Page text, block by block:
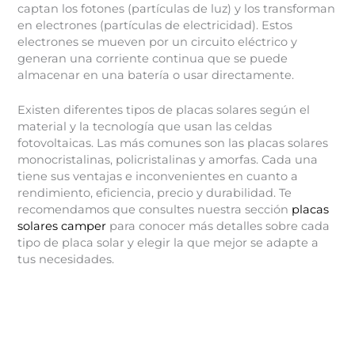
captan los fotones (partículas de luz) y los transforman
en electrones (partículas de electricidad). Estos
electrones se mueven por un circuito eléctrico y
generan una corriente continua que se puede
almacenar en una batería o usar directamente.
Existen diferentes tipos de placas solares según el
material y la tecnología que usan las celdas
fotovoltaicas. Las más comunes son las placas solares
monocristalinas, policristalinas y amorfas. Cada una
tiene sus ventajas e inconvenientes en cuanto a
rendimiento, eficiencia, precio y durabilidad. Te
recomendamos que consultes nuestra sección placas
solares camper para conocer más detalles sobre cada
tipo de placa solar y elegir la que mejor se adapte a
tus necesidades.